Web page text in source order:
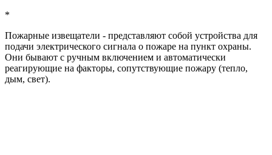
*
Пожарные извещатели - представляют собой устройства для
подачи электрического сигнала о пожаре на пункт охраны.
Они бывают с ручным включением и автоматически
реагирующие на факторы, сопутствующие пожару (тепло,
дым, свет).